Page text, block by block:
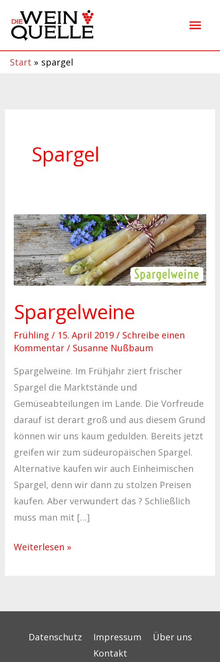
Inhalt
springen
Start spargel
Spargel
Spargelweine
Frühling / 15. April 2019 / Schreibe einen
Kommentar / Susanne Nußbaum
Spargelweine. Im Frühjahr ziert frischer
Spargel die Marktstände und
Gemüseabteilungen im Lande. Die Vorfreude
darauf ist derart groß und aus diesem Grund
können wir uns kaum gedulden. Bereits jetzt
greifen wir zum südeuropäischen Spargel.
Alternative kaufen wir auch Einheimischen
Spargel, denn wir dann zu stolzen Preisen
kaufen. Aber verwundert das ? Schließlich
muss man mit […]
Spargelweine
Weiterlesen »
Datenschutz Impressum
Über uns
Kontakt